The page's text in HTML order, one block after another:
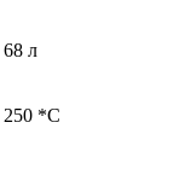
68 л
250 *С